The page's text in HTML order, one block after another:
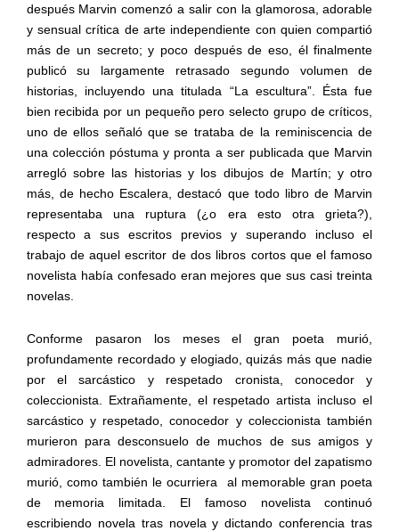
después Marvin comenzó a salir con la glamorosa, adorable
y sensual crítica de arte independiente con quien compartió
más de un secreto; y poco después de eso, él finalmente
publicó su largamente retrasado segundo volumen de
historias, incluyendo una titulada “La escultura”. Ésta fue
bien recibida por un pequeño pero selecto grupo de críticos,
uno de ellos señaló que se trataba de la reminiscencia de
una colección póstuma y pronta a ser publicada que Marvin
arregló sobre las historias y los dibujos de Martín; y otro
más, de hecho Escalera, destacó que todo libro de Marvin
representaba una ruptura (¿o era esto otra grieta?),
respecto a sus escritos previos y superando incluso el
trabajo de aquel escritor de dos libros cortos que el famoso
novelista había confesado eran mejores que sus casi treinta
novelas.
Conforme pasaron los meses el gran poeta murió,
profundamente recordado y elogiado, quizás más que nadie
por el sarcástico y respetado cronista, conocedor y
coleccionista. Extrañamente, el respetado artista incluso el
sarcástico y respetado, conocedor y coleccionista también
murieron para desconsuelo de muchos de sus amigos y
admiradores. El novelista, cantante y promotor del zapatismo
murió, como también le ocurriera
al memorable gran poeta
de memoria limitada. El famoso novelista continuó
escribiendo novela tras novela y dictando conferencia tras